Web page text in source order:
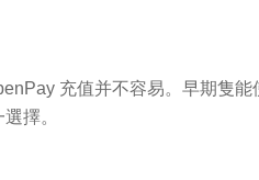
充值并不容易。早期隻能
擇。